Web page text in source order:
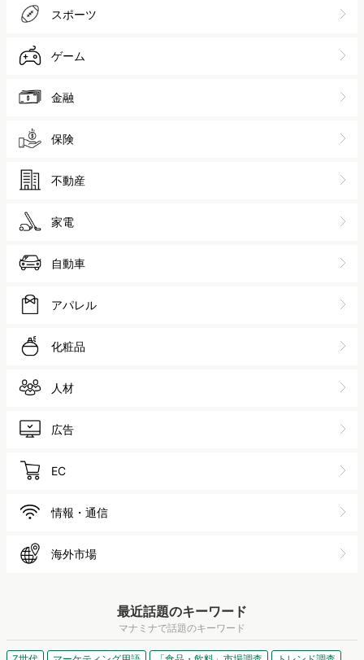
スポーツ
ゲーム
金融
保険
不動産
家電
自動車
アパレル
化粧品
人材
広告
EC
情報・通信
海外市場
最近話題のキーワード
マナミナで話題のキーワード